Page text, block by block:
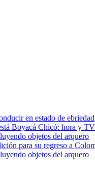
en estado de ebriedad
Boyacá Chicó: hora y TV
objetos del arquero
para su regreso a
objetos del arquero